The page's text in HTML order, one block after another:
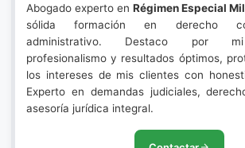
Abogado experto en Régimen Especial
sólida formación en derecho
administrativo. Destaco por mi
profesionalismo y resultados óptimos,
los intereses de mis clientes con
Experto en demandas judiciales,
asesoría jurídica integral.